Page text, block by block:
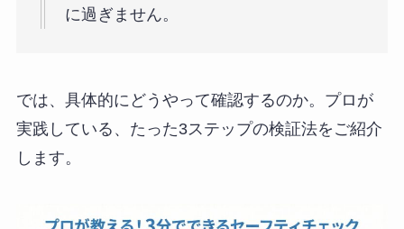
に過ぎません。
では、具体的にどうやって確認するのか。プロが
実践している、たった3ステップの検証法をご紹介
します。